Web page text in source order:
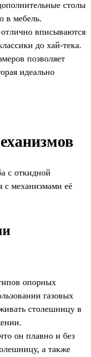
столы
в мебель.
вписываются
до хай-тека.
позволяет
идеально
с откидной
с механизмами её
опорных
газовых
столешницу в
он плавно и без
а также